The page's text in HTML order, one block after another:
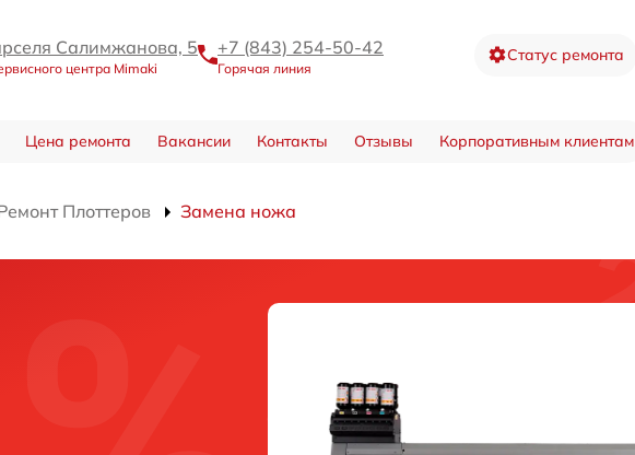
Салимжанова, 5
центра Mimaki
+7 (843) 254-50-42
Горячая линия
Статус ремонта
Цена ремонта Вакансии Контакты Отзывы Корпоративным клиентам
Плоттеров Замена ножа